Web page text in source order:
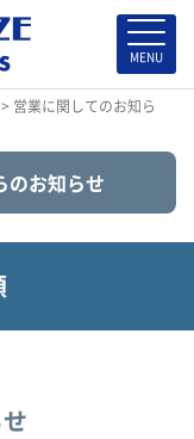
> 営業に関してのお知ら
のお知らせ